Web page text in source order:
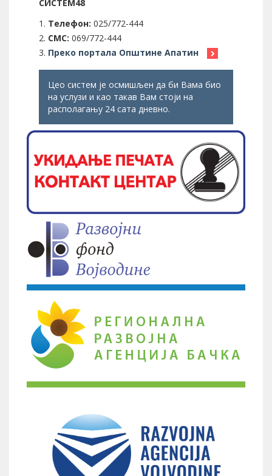
СИСТЕМ48
Телефон: 025/772-444
СМС: 069/772-444
Преко портала Општине Апатин
Цео систем је осмишљен да би Вама био
на услузи и као такав Вам стоји на
располагању 24 сата дневно.